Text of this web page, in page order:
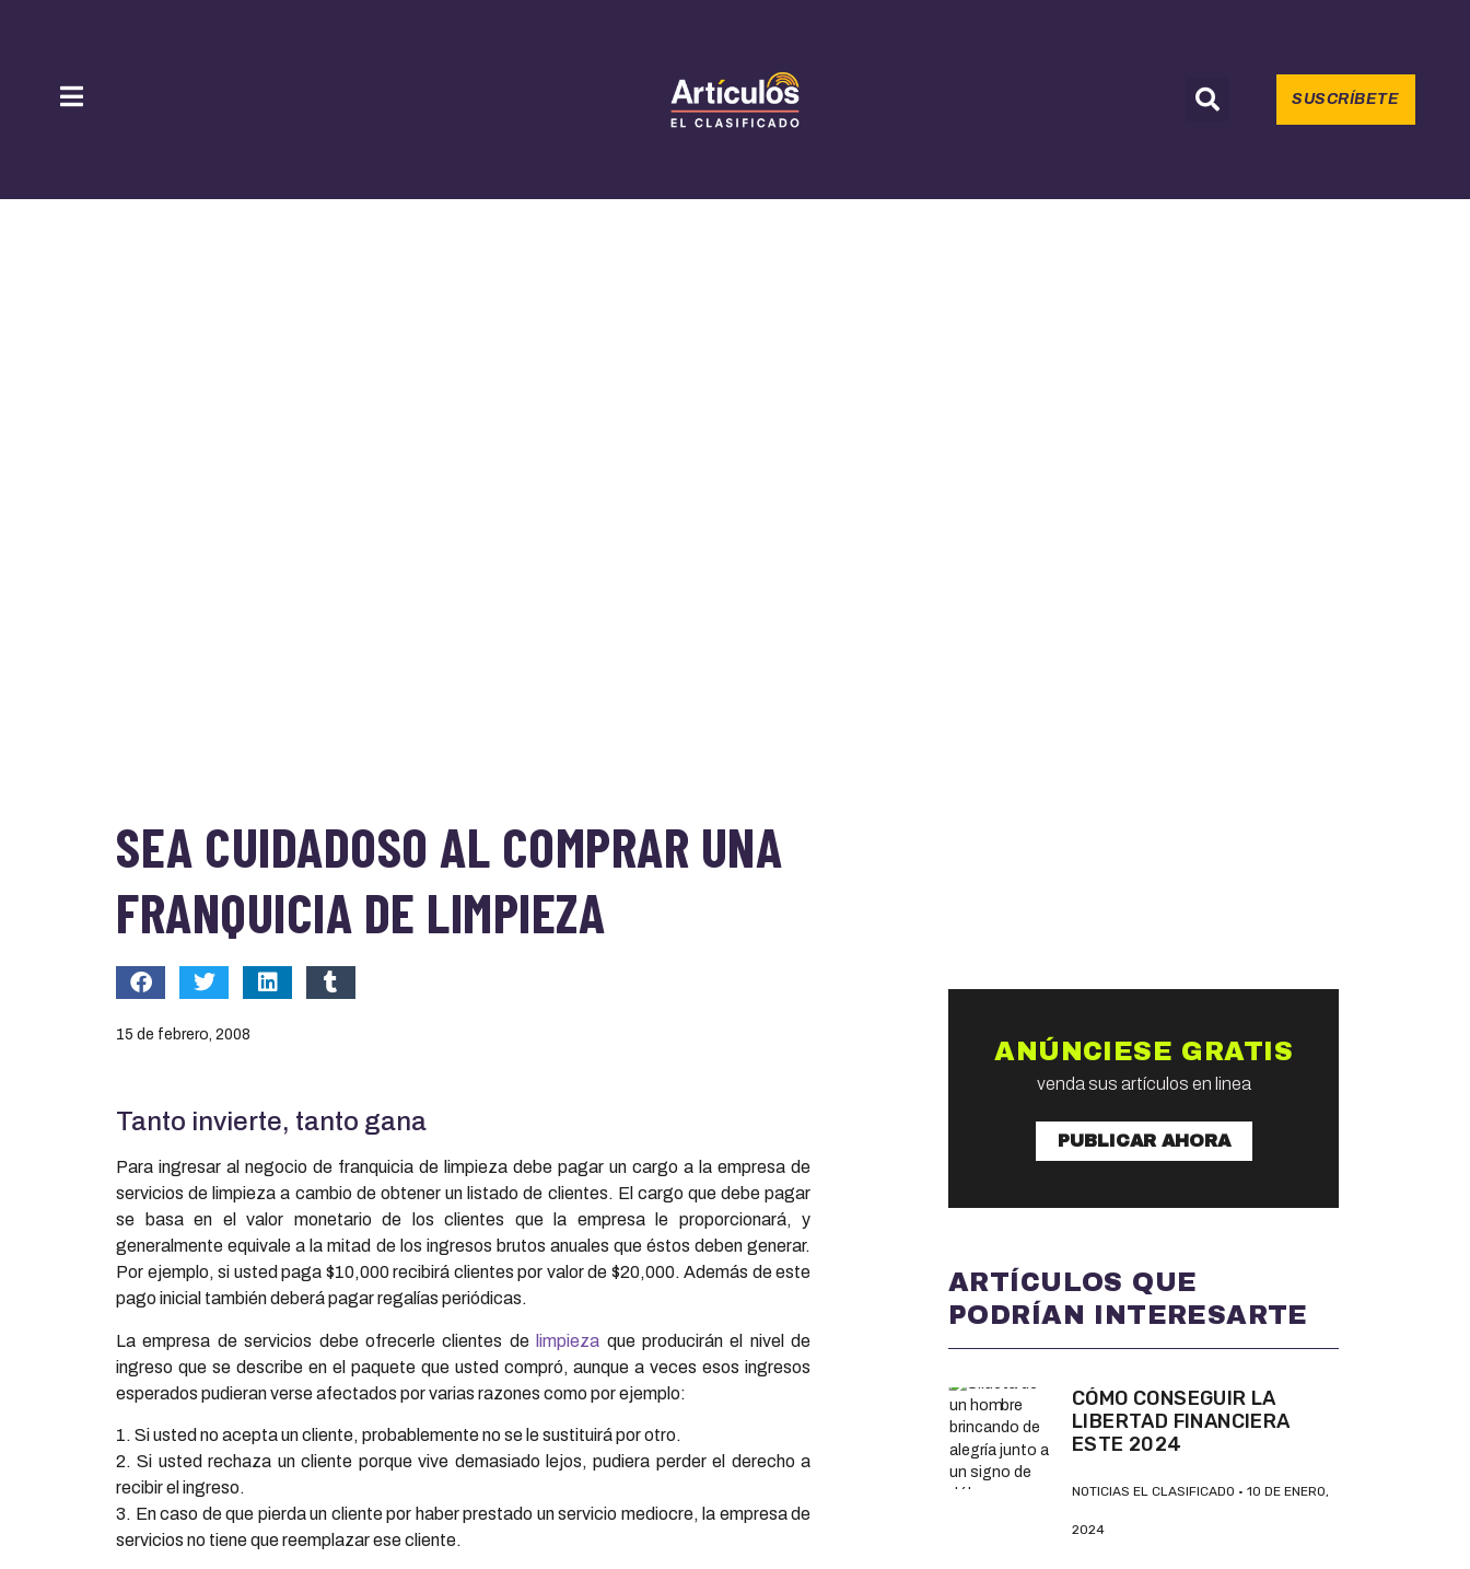
SUSCRÍBETE
SEA CUIDADOSO AL COMPRAR UNA
FRANQUICIA DE LIMPIEZA
15 de febrero, 2008
Tanto invierte, tanto gana
Para ingresar al negocio de franquicia de limpieza debe pagar un cargo a la empresa de
servicios de limpieza a cambio de obtener un listado de clientes. El cargo que debe pagar
se basa en el valor monetario de los clientes que la empresa le proporcionará, y
generalmente equivale a la mitad de los ingresos brutos anuales que éstos deben generar.
Por ejemplo, si usted paga $10,000 recibirá clientes por valor de $20,000. Además de este
pago inicial también deberá pagar regalías periódicas.
La empresa de servicios debe ofrecerle clientes de limpieza que producirán el nivel de
ingreso que se describe en el paquete que usted compró, aunque a veces esos ingresos
esperados pudieran verse afectados por varias razones como por ejemplo:
1. Si usted no acepta un cliente, probablemente no se le sustituirá por otro.
2. Si usted rechaza un cliente porque vive demasiado lejos, pudiera perder el derecho a
recibir el ingreso.
3. En caso de que pierda un cliente por haber prestado un servicio mediocre, la empresa de
servicios no tiene que reemplazar ese cliente.
ANÚNCIESE GRATIS
venda sus artículos en linea
PUBLICAR AHORA
ARTÍCULOS QUE
PODRÍAN INTERESARTE
CÓMO CONSEGUIR LA
LIBERTAD FINANCIERA
ESTE 2024
NOTICIAS EL CLASIFICADO 10 DE ENERO,
2024